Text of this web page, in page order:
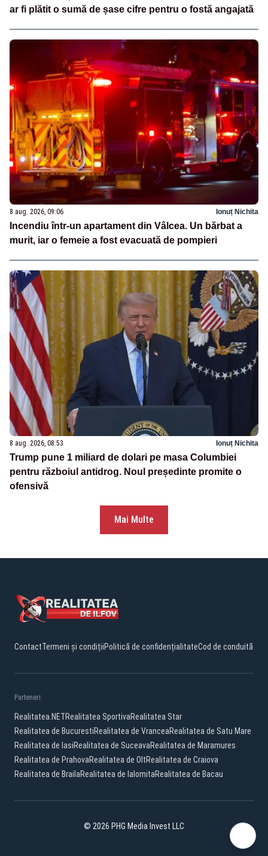
ar fi plătit o sumă de șase cifre pentru o fostă angajată
8 aug. 2026, 09:06 Ionuț Nichita
Incendiu într-un apartament din Vâlcea. Un bărbat a
murit, iar o femeie a fost evacuată de pompieri
8 aug. 2026, 08:53 Ionuț Nichita
Trump pune 1 miliard de dolari pe masa Columbiei
pentru războiul antidrog. Noul președinte promite o
ofensivă
Mai Multe
ContactTermeni și condițiiPolitică de confidențialitateCod de conduită
Parteneri:
Realitatea.NETRealitatea SportivaRealitatea Star
Realitatea de BucurestiRealitatea de VranceaRealitatea de Satu Mare
Realitatea de IasiRealitatea de SuceavaRealitatea de Maramures
Realitatea de PrahovaRealitatea de OltRealitatea de Craiova
Realitatea de BrailaRealitatea de IalomitaRealitatea de Bacau
© 2026 PHG Media Invest LLC